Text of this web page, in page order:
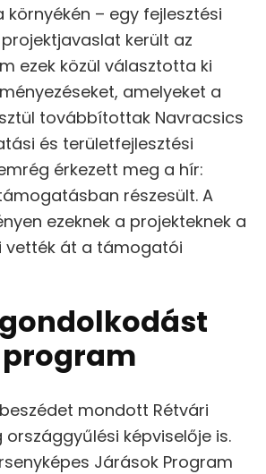
– egy fejlesztési
került az
ezek közül választotta ki
amelyeket a
továbbítottak Navracsics
és területfejlesztési
érkezett meg a hír:
részesült. A
ezeknek a projekteknek a
vették át a támogatói
mondott Rétvári
országgyűlési képviselője is.
Járások Program